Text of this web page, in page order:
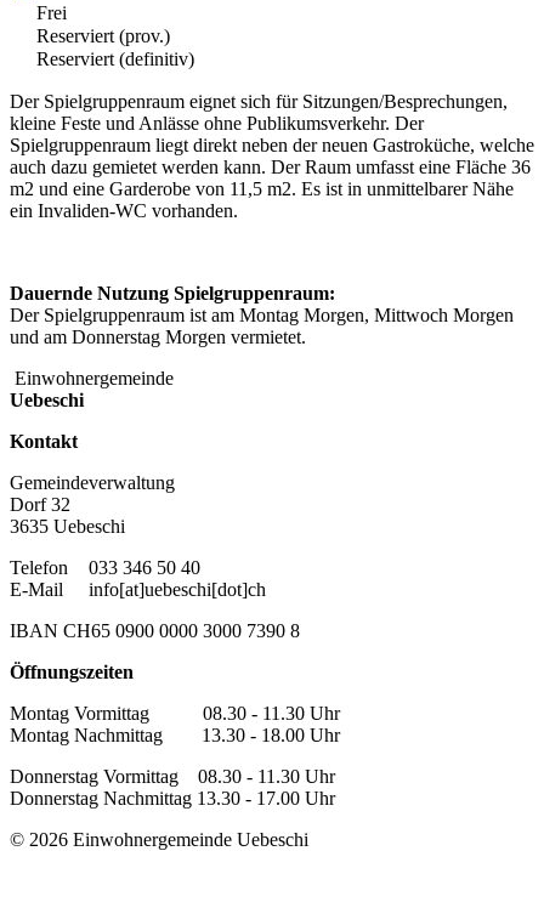
Frei
Reserviert (prov.)
Reserviert (definitiv)
Der Spielgruppenraum eignet sich für Sitzungen/Besprechungen,
kleine Feste und Anlässe ohne Publikumsverkehr. Der
Spielgruppenraum liegt direkt neben der neuen Gastroküche, welche
auch dazu gemietet werden kann. Der Raum umfasst eine Fläche 36
m2 und eine Garderobe von 11,5 m2. Es ist in unmittelbarer Nähe
ein Invaliden-WC vorhanden.
Dauernde Nutzung Spielgruppenraum:
Der Spielgruppenraum ist am Montag Morgen, Mittwoch Morgen
und am Donnerstag Morgen vermietet.
Einwohnergemeinde
Uebeschi
Kontakt
Gemeindeverwaltung
Dorf 32
3635 Uebeschi
Telefon
033 346 50 40
E-Mail
info[at]uebeschi[dot]ch
IBAN CH65 0900 0000 3000 7390 8
Öffnungszeiten
Montag Vormittag 08.30 - 11.30 Uhr
Montag Nachmittag 13.30 - 18.00 Uhr
Donnerstag Vormittag 08.30 - 11.30 Uhr
Donnerstag Nachmittag 13.30 - 17.00 Uhr
© 2026 Einwohnergemeinde Uebeschi